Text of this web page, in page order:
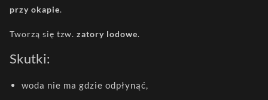
przy okapie.
Tworzą się tzw. zatory lodowe.
Skutki:
woda nie ma gdzie odpłynąć,